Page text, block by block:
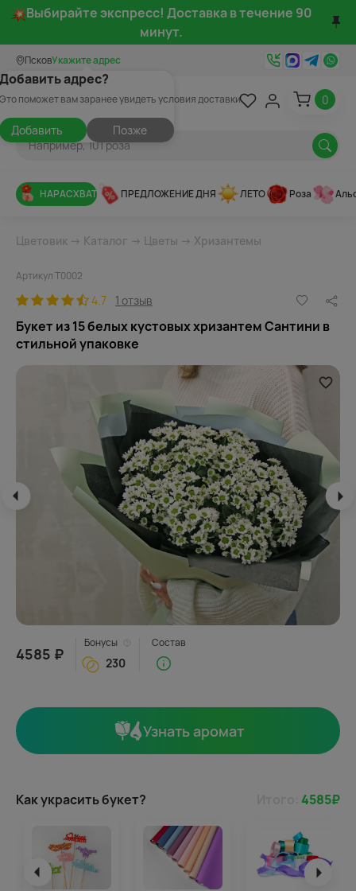
Выбирайте экспресс! Доставка в течение 90
минут.
ПсковУкажите адрес
адрес?
поможет вам заранее увидеть условия доставки
Добавить Позже
0
НАРАСХВАТ ПРЕДЛОЖЕНИЕ ДНЯ ЛЕТО Роза
Цветовик → Каталог → Цветы → Хризантемы
Артикул Т0002
4.7 1 отзыв
Букет из 15 белых кустовых хризантем Сантини в
стильной упаковке
4585 ₽
Бонусы
230
Состав
Узнать аромат
Как украсить букет? 4585₽